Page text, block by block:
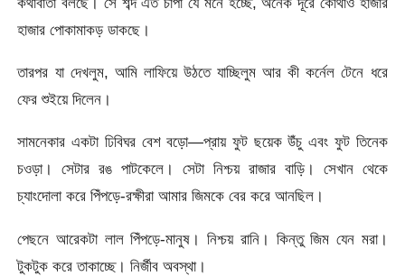
হাজার পোকামাকড় ডাকছে।
তারপর যা দেখলুম, আমি লাফিয়ে উঠতে যাচ্ছিলুম আর কী কর্নেল টেনে ধরে
ফের শুইয়ে দিলেন।
সামনেকার একটা ঢিবিঘর বেশ বড়ো—প্রায় ফুট ছয়েক উঁচু এবং ফুট তিনেক
চওড়া। সেটার রঙ পাটকেলে। সেটা নিশ্চয় রাজার বাড়ি। সেখান থেকে
চ্যাংদোলা করে পিঁপড়ে-রক্ষীরা আমার জিমকে বের করে আনছিল।
পেছনে আরেকটা লাল পিঁপড়ে-মানুষ। নিশ্চয় রানি। কিন্তু জিম যেন মরা।
টুকটুক করে তাকাচ্ছে। নির্জীব অবস্থা।